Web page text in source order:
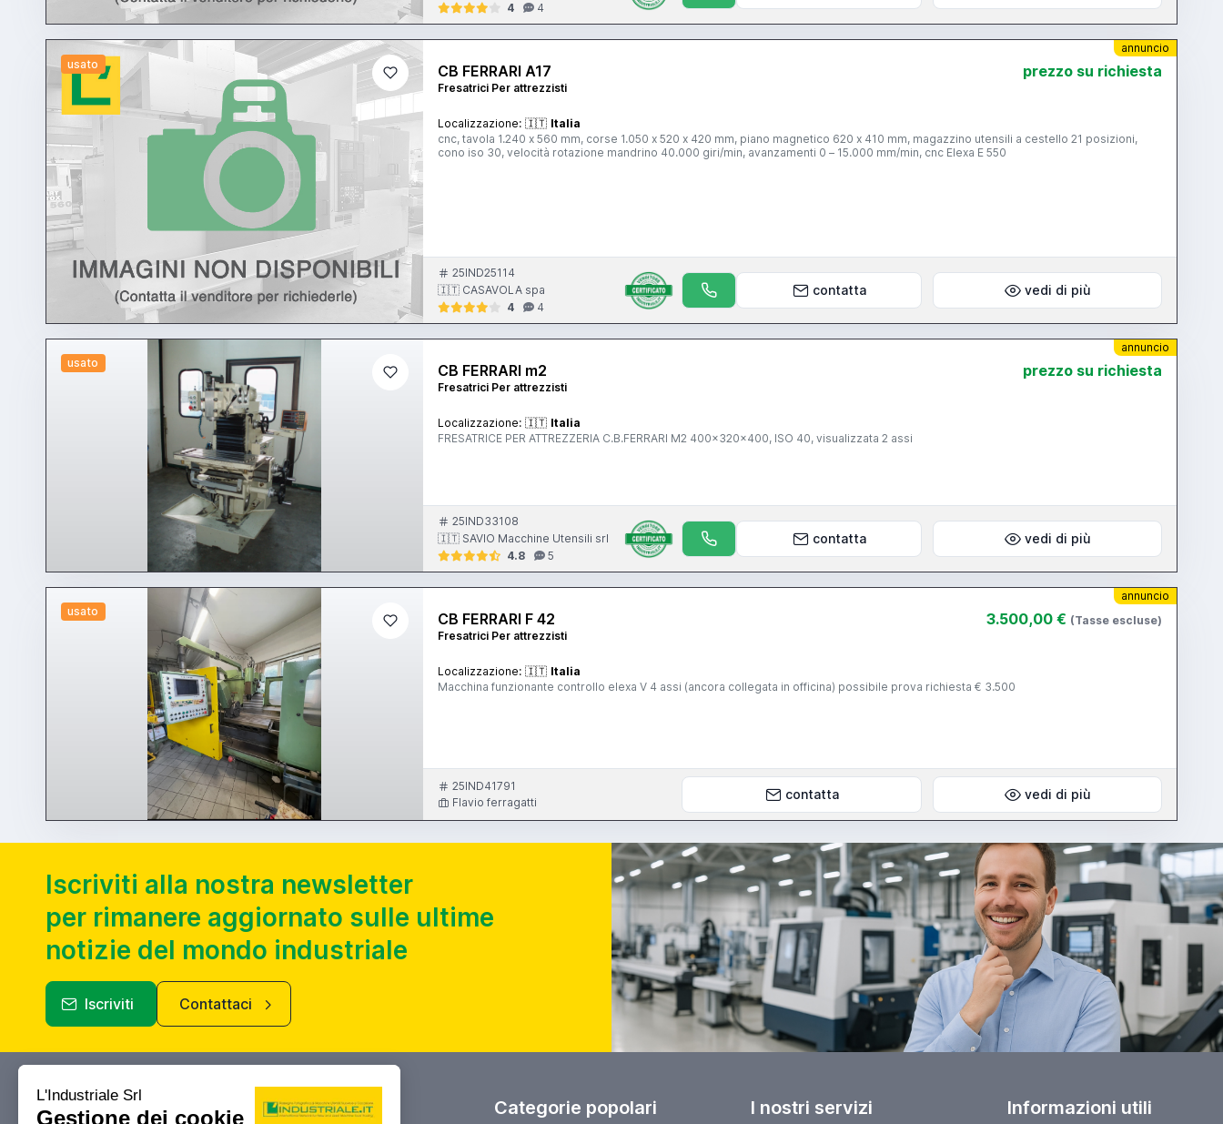
4
4
usato
annuncio
CB FERRARI A17
Fresatrici Per attrezzisti
prezzo su richiesta
Localizzazione: 🇮🇹 Italia
cnc, tavola 1.240 x 560 mm, corse 1.050 x 520 x 420 mm, piano magnetico 620 x 410 mm, magazzino utensili a cestello 21 posizioni,
cono iso 30, velocità rotazione mandrino 40.000 giri/min, avanzamenti 0 – 15.000 mm/min, cnc Elexa E 550
25IND25114
🇮🇹 CASAVOLA spa
4
4
contatta vedi di più
usato
annuncio
CB FERRARI m2
Fresatrici Per attrezzisti
prezzo su richiesta
Localizzazione: 🇮🇹 Italia
FRESATRICE PER ATTREZZERIA C.B.FERRARI M2 400x320x400, ISO 40, visualizzata 2 assi
25IND33108
🇮🇹 SAVIO Macchine Utensili srl
4.8
5
contatta vedi di più
usato
annuncio
CB FERRARI F 42
Fresatrici Per attrezzisti
3.500,00 € (Tasse escluse)
Localizzazione: 🇮🇹 Italia
Macchina funzionante controllo elexa V 4 assi (ancora collegata in officina) possibile prova richiesta € 3.500
25IND41791
Flavio ferragatti
contatta vedi di più
Iscriviti alla nostra newsletter
per rimanere aggiornato sulle ultime
notizie del mondo industriale
Iscriviti Contattaci
Industriale.it Categorie popolari I nostri servizi Informazioni utili